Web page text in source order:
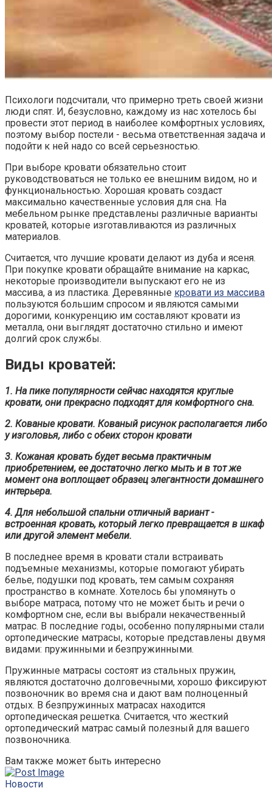
Психологи подсчитали, что примерно треть своей жизни
люди спят. И, безусловно, каждому из нас хотелось бы
провести этот период в наиболее комфортных условиях,
поэтому выбор постели - весьма ответственная задача и
подойти к ней надо со всей серьезностью.
При выборе кровати обязательно стоит
руководствоваться не только ее внешним видом, но и
функциональностью. Хорошая кровать создаст
максимально качественные условия для сна. На
мебельном рынке представлены различные варианты
кроватей, которые изготавливаются из различных
материалов.
Считается, что лучшие кровати делают из дуба и ясеня.
При покупке кровати обращайте внимание на каркас,
некоторые производители выпускают его не из
массива, а из пластика. Деревянные кровати из массива
пользуются большим спросом и являются самыми
дорогими, конкуренцию им составляют кровати из
металла, они выглядят достаточно стильно и имеют
долгий срок службы.
Виды кроватей:
1. На пике популярности сейчас находятся круглые
кровати, они прекрасно подходят для комфортного сна.
2. Кованые кровати. Кованый рисунок располагается либо
у изголовья, либо с обеих сторон кровати
3. Кожаная кровать будет весьма практичным
приобретением, ее достаточно легко мыть и в тот же
момент она воплощает образец элегантности домашнего
интерьера.
4. Для небольшой спальни отличный вариант -
встроенная кровать, который легко превращается в шкаф
или другой элемент мебели.
В последнее время в кровати стали встраивать
подъемные механизмы, которые помогают убирать
белье, подушки под кровать, тем самым сохраняя
пространство в комнате. Хотелось бы упомянуть о
выборе матраса, потому что не может быть и речи о
комфортном сне, если вы выбрали некачественный
матрас. В последние годы, особенно популярными стали
ортопедические матрасы, которые представлены двумя
видами: пружинными и безпружинными.
Пружинные матрасы состоят из стальных пружин,
являются достаточно долговечными, хорошо фиксируют
позвоночник во время сна и дают вам полноценный
отдых. В безпружинных матрасах находится
ортопедическая решетка. Считается, что жесткий
ортопедический матрас самый полезный для вашего
позвоночника.
Вам также может быть интересно
Новости